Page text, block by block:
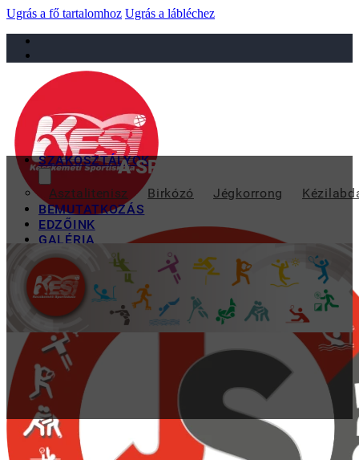
Ugrás a fő tartalomhoz Ugrás a lábléchez
sportiskola@juniorsportkft.hu
SZAKOSZTÁLYOK
Asztalitenisz Birkózó Jégkorrong
BEMUTATKOZÁS
EDZŐINK
GALÉRIA
TAO
KAPCSOLAT
A SPOTISKOLA